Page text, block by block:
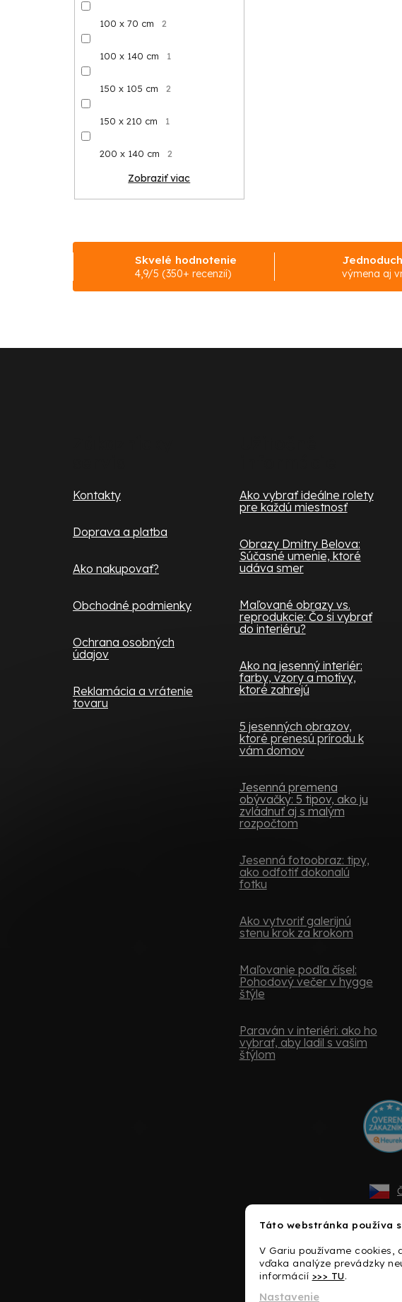
Táto webstránka používa
V Gariu používame cookies,
vďaka analýze prevádzky
informácií >>> TU.
Nastavenie
100 x 70 cm 2
100 x 140 cm 1
150 x 105 cm 2
150 x 210 cm 1
200 x 140 cm 2
Zobraziť viac
Skvelé hodnotenie
4,9/5 (350+ recenzií) výmena aj
Kontakty
Doprava a platba
Ako nakupovať?
Obchodné podmienky
Ochrana osobných
údajov
Reklamácia a vrátenie
tovaru
Ako vybrať ideálne rolety
pre každú miestnosť
Obrazy Dmitry Belova:
Súčasné umenie, ktoré
udáva smer
Maľované obrazy vs.
reprodukcie: Čo si vybrať
do interiéru?
Ako na jesenný interiér:
farby, vzory a motívy,
ktoré zahrejú
5 jesenných obrazov,
ktoré prenesú prírodu k
vám domov
Jesenná premena
obývačky: 5 tipov, ako ju
zvládnuť aj s malým
rozpočtom
Jesenná fotoobraz: tipy,
ako odfotiť dokonalú
fotku
Ako vytvoriť galerijnú
stenu krok za krokom
Maľovanie podľa čísel:
Pohodový večer v hygge
štýle
Paraván v interiéri: ako ho
vybrať, aby ladil s vašim
štýlom